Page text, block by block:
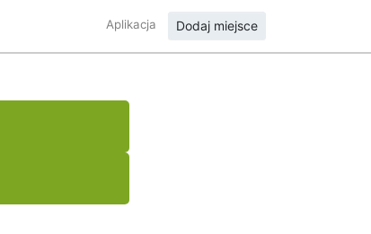
Aplikacja Dodaj miejsce